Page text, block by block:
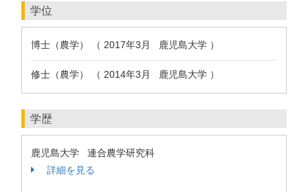
学位
博士（農学） （ 2017年3月 鹿児島大学 ）
修士（農学） （ 2014年3月 鹿児島大学 ）
学歴
鹿児島大学 連合農学研究科
詳細を見る